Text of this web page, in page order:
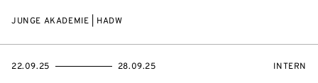
JUNGE AKADEMIE | HADW
EVENTBEGINSON
22.09.25
EVENTENDSON 28.09.25 INTERN